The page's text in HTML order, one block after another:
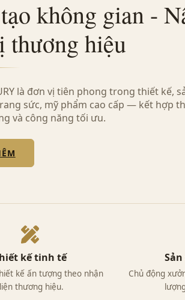
không gian -
thương hiệu
là đơn vị tiên phong trong thiết kế,
sức, mỹ phẩm cao cấp — kết hợp
và công năng tối ưu.
kế tinh tế
kế ấn tượng theo nhận
thương hiệu.
Chủ động